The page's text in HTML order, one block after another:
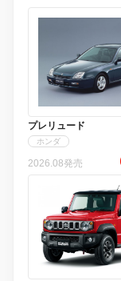
プレリュード
ホンダ
2026.08発売